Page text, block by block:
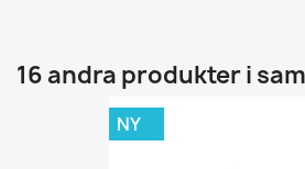
16 andra produkter i
NY